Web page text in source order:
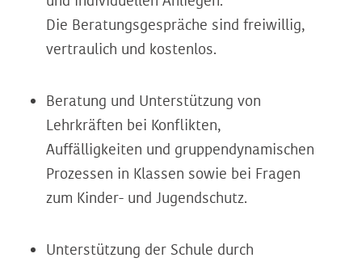
Die Beratungsgespräche sind freiwillig,
vertraulich und kostenlos.
Beratung und Unterstützung von
Lehrkräften bei Konflikten,
Auffälligkeiten und gruppendynamischen
Prozessen in Klassen sowie bei Fragen
zum Kinder- und Jugendschutz.
Unterstützung der Schule durch